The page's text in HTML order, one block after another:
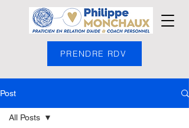
PRENDRE RDV
Post
All Posts